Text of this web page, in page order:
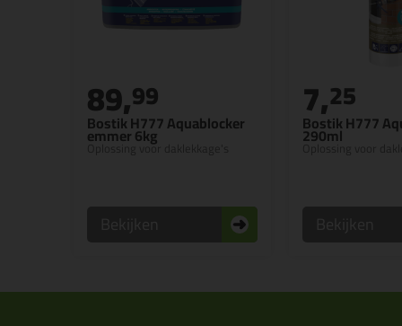
Bostik H777 Aquablocker
emmer 6kg
Oplossing voor daklekkage's
89,99
Bostik H777
290ml
Oplossing voor
7,25